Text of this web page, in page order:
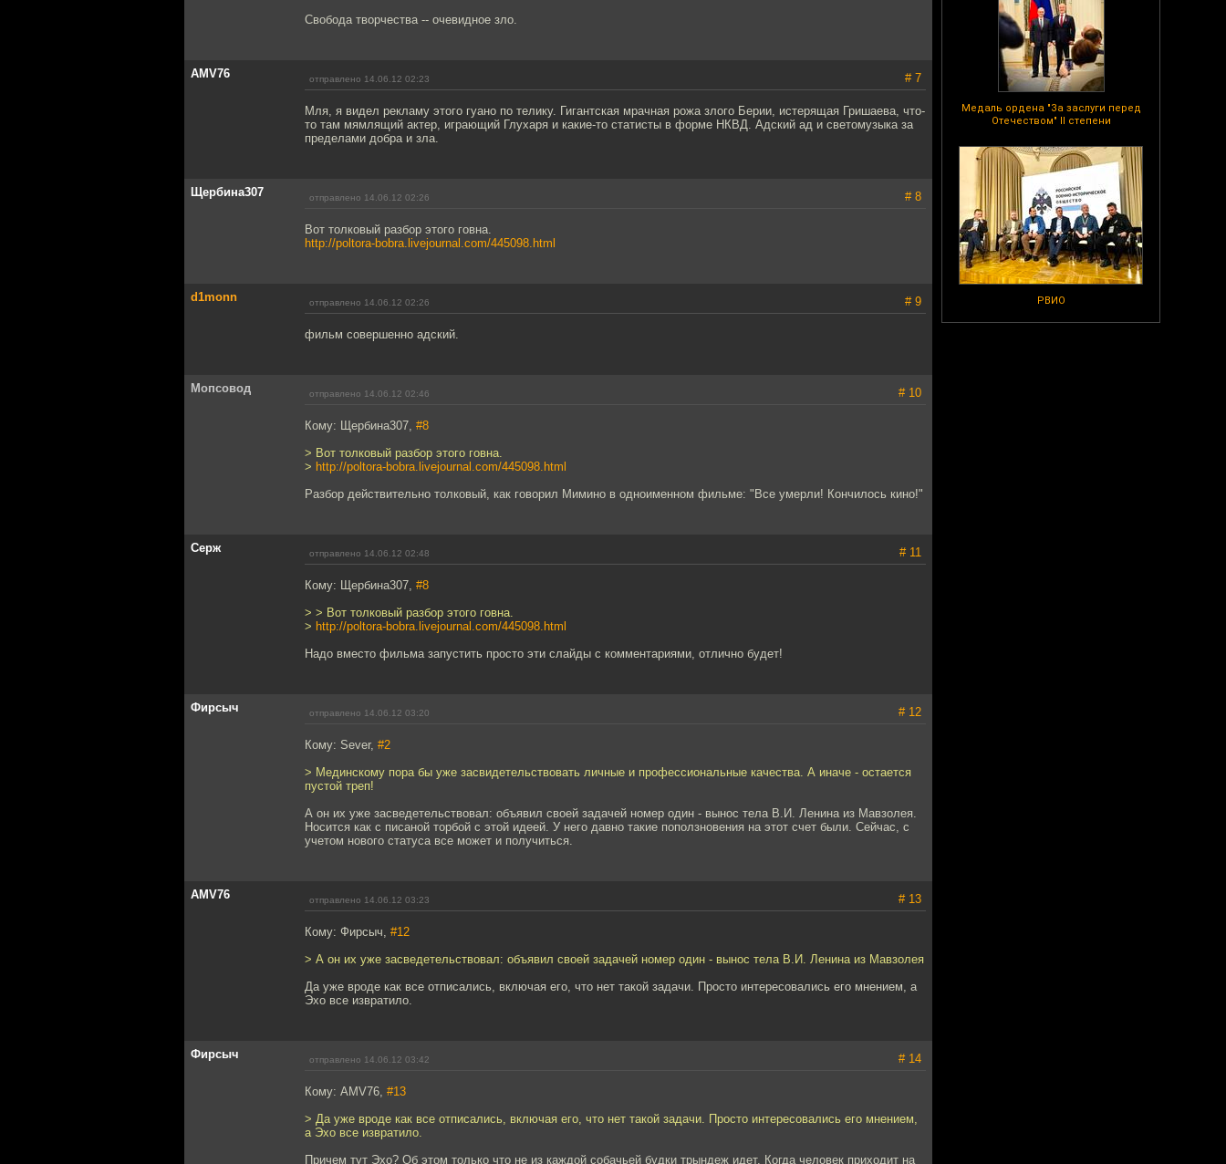
Медаль ордена "За заслуги перед
Отечеством" II степени
РВИО
Свобода творчества -- очевидное зло.
AMV76 отправлено 14.06.12 02:23 # 7
Мля, я видел рекламу этого гуано по телику. Гигантская мрачная рожа злого Берии, истерящая Гришаева, что-
то там мямлящий актер, играющий Глухаря и какие-то статисты в форме НКВД. Адский ад и светомузыка за
пределами добра и зла.
Щербина307 отправлено 14.06.12 02:26 # 8
Вот толковый разбор этого говна.
http://poltora-bobra.livejournal.com/445098.html
d1monn отправлено 14.06.12 02:26 # 9
фильм совершенно адский.
Мопсовод отправлено 14.06.12 02:46 # 10
Кому: Щербина307, #8
> Вот толковый разбор этого говна.
> http://poltora-bobra.livejournal.com/445098.html
Разбор действительно толковый, как говорил Мимино в одноименном фильме: "Все умерли! Кончилось кино!"
Серж отправлено 14.06.12 02:48 # 11
Кому: Щербина307, #8
> > Вот толковый разбор этого говна.
> http://poltora-bobra.livejournal.com/445098.html
Надо вместо фильма запустить просто эти слайды с комментариями, отлично будет!
Фирсыч отправлено 14.06.12 03:20 # 12
Кому: Sever, #2
> Мединскому пора бы уже засвидетельствовать личные и профессиональные качества. А иначе - остается
пустой треп!
А он их уже засведетельствовал: объявил своей задачей номер один - вынос тела В.И. Ленина из Мавзолея.
Носится как с писаной торбой с этой идеей. У него давно такие поползновения на этот счет были. Сейчас, с
учетом нового статуса все может и получиться.
AMV76 отправлено 14.06.12 03:23 # 13
Кому: Фирсыч, #12
> А он их уже засведетельствовал: объявил своей задачей номер один - вынос тела В.И. Ленина из Мавзолея
Да уже вроде как все отписались, включая его, что нет такой задачи. Просто интересовались его мнением, а
Эхо все извратило.
Фирсыч отправлено 14.06.12 03:42 # 14
Кому: AMV76, #13
> Да уже вроде как все отписались, включая его, что нет такой задачи. Просто интересовались его мнением,
а Эхо все извратило.
Причем тут Эхо? Об этом только что не из каждой собачьей будки трындеж идет. Когда человек приходит на